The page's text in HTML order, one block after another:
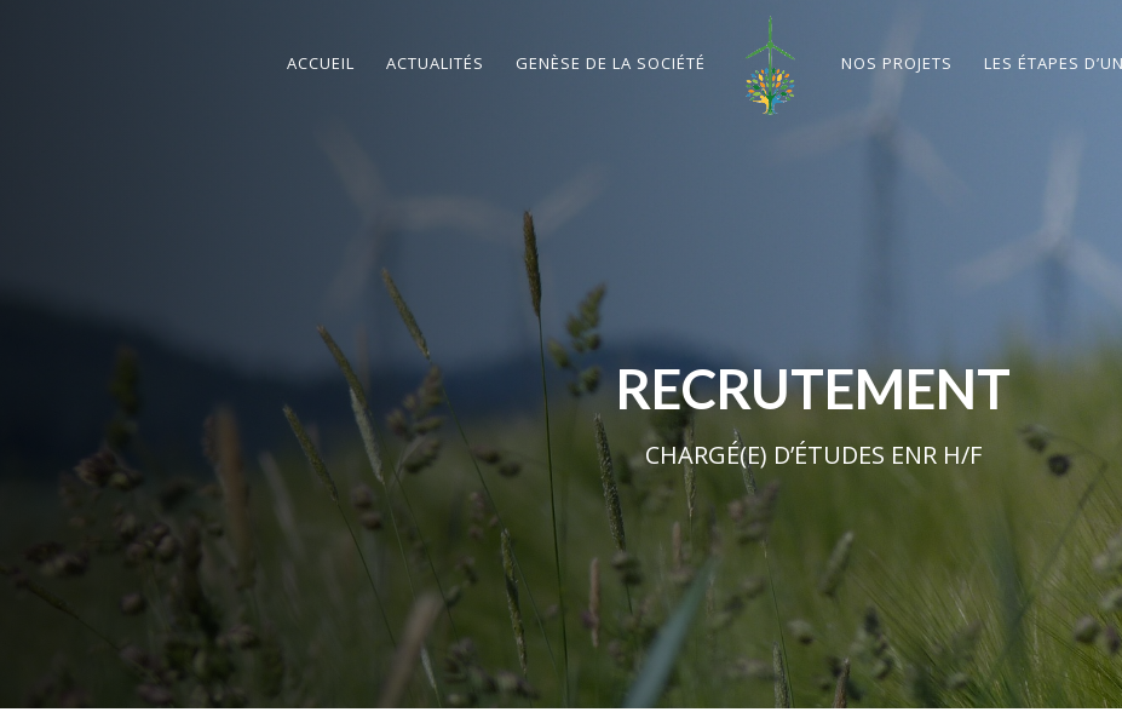
ACCUEIL ACTUALITÉS GENÈSE DE LA SOCIÉTÉ NOS PROJETS LES ÉTAPES
RECRUTEMENT
CHARGÉ(E) D’ÉTUDES ENR H/F